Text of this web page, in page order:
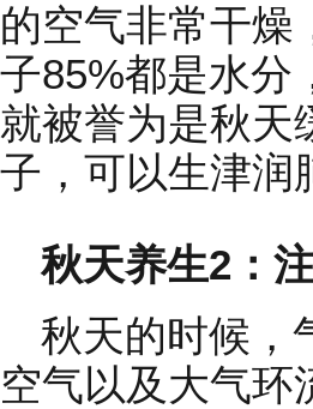
的空气非常干燥
子85%都是水分
就被誉为是秋天
子，可以生津润
秋天养生2：
秋天的时候，
空气以及大气环